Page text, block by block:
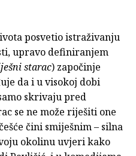
posvetio istraživanju
upravo definiranjem
starac) započinje
da i u visokoj dobi
skrivaju pred
se ne može riješiti one
čini smiješnim – silna
okolinu uvjeri kako